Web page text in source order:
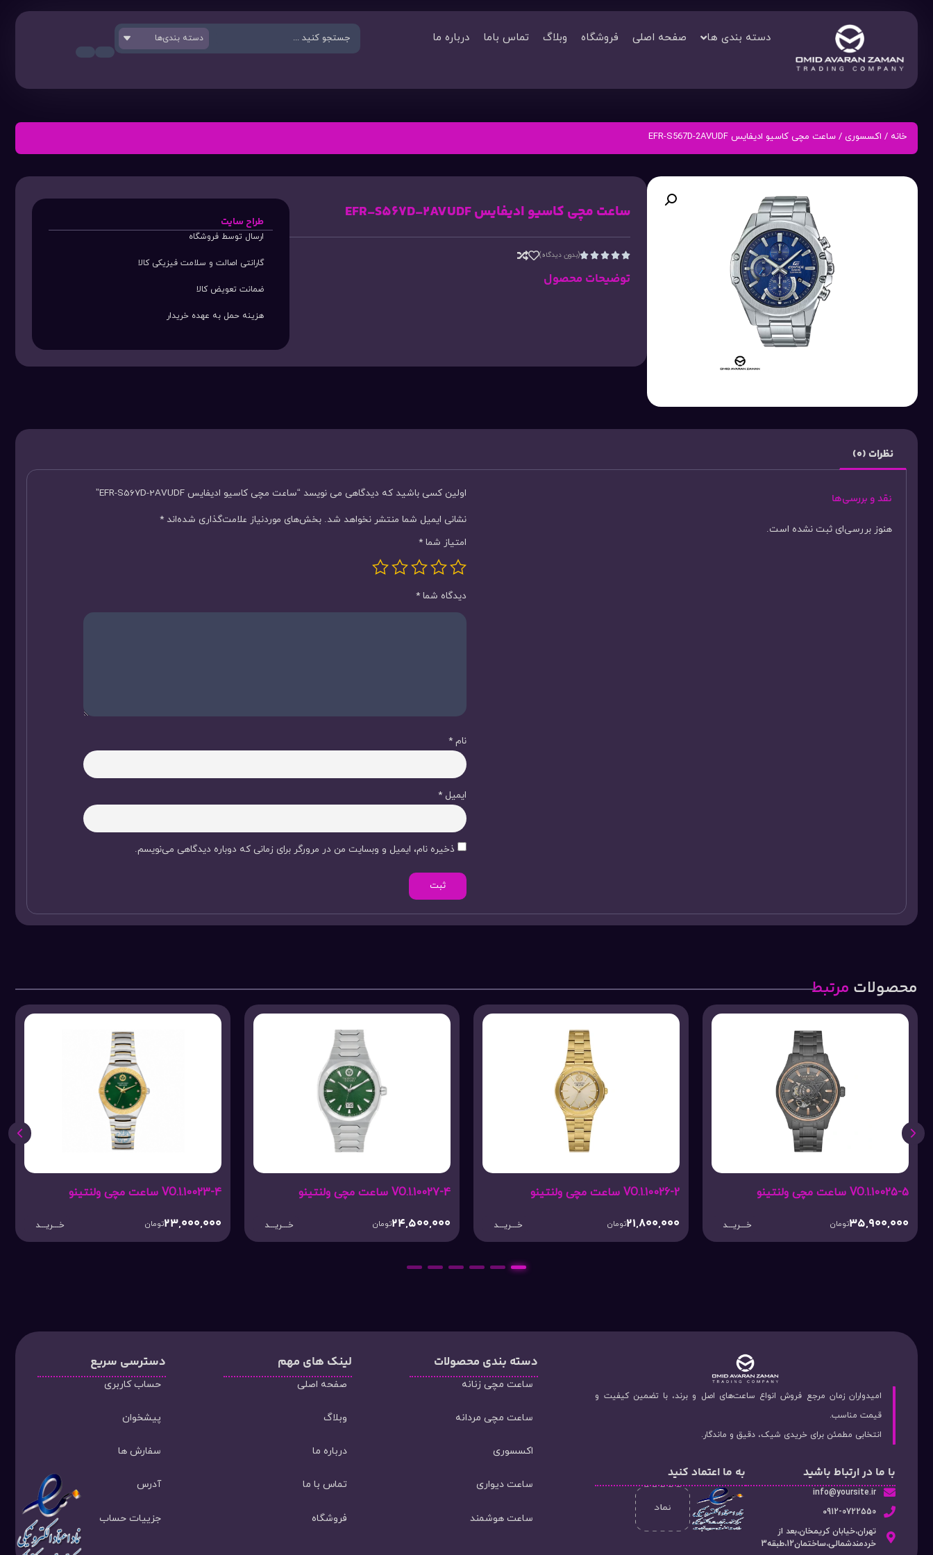
دسته بندی ها صفحه اصلی فروشگاه وبلاگ تماس باما درباره ما دسته بندی‌ها
خانه / اکسسوری / ساعت مچی کاسیو ادیفایس EFR-S567D-2AVUDF
ساعت مچی کاسیو ادیفایس EFR-S567D-2AVUDF




(بدون دیدگاه)
توضیحات محصول
طراح سایت
ارسال توسط فروشگاه
گارانتی اصالت و سلامت فیزیکی کالا
ضمانت تعویض کالا
هزینه حمل به عهده خریدار
نظرات (0)
نقد و بررسی‌ها
هنوز بررسی‌ای ثبت نشده است.
اولین کسی باشید که دیدگاهی می نویسد “ساعت مچی کاسیو ادیفایس EFR-S567D-2AVUDF”
نشانی ایمیل شما منتشر نخواهد شد. بخش‌های موردنیاز علامت‌گذاری شده‌اند *
امتیاز شما *
دیدگاه شما *
نام *
ایمیل *
ذخیره نام، ایمیل و وبسایت من در مرورگر برای زمانی که دوباره دیدگاهی می‌نویسم.
محصولات مرتبط
VO.1.10025-5 ساعت مچی ولنتینو
35,900,000تومان خـــریـــد
VO.1.10026-2 ساعت مچی ولنتینو
21,800,000تومان خـــریـــد
VO.1.10027-4 ساعت مچی ولنتینو
24,500,000تومان خـــریـــد
VO.1.10023-4 ساعت مچی ولنتینو
23,000,000تومان خـــریـــد
1
2
3
4
5
امیدواران زمان مرجع فروش انواع ساعت‌های اصل و برند، با تضمین کیفیت و
قیمت مناسب.
انتخابی مطمئن برای خریدی شیک، دقیق و ماندگار.
با ما در ارتباط باشید
info@yoursite.ir
۰912-0722550
تهران،خیابان کریمخان،بعد از
خردمندشمالی،ساختمان12،طبقه3
به ما اعتماد کنید
دسته‌ بندی محصولات
ساعت مچی زنانه
ساعت مچی مردانه
اکسسوری
ساعت دیواری
ساعت هوشمند
لینک های مهم
صفحه اصلی
وبلاگ
درباره ما
تماس با ما
فروشگاه
دسترسی سریع
حساب کاربری
پیشخوان
سفارش ها
آدرس
جزییات حساب